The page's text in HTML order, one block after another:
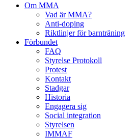
Om MMA
Vad är MMA?
Anti-doping
Riktlinjer för barnträning
Förbundet
FAQ
Styrelse Protokoll
Protest
Kontakt
Stadgar
Historia
Engagera sig
Social integration
Styrelsen
IMMAF